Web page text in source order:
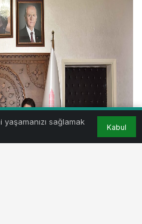
sağlamak
Kabul